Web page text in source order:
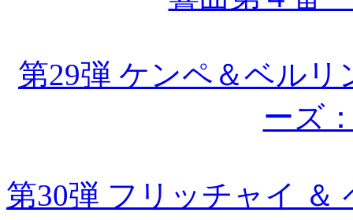
第29弾 ケンペ＆ベルリ
ーズ
第30弾 フリッチャイ ＆